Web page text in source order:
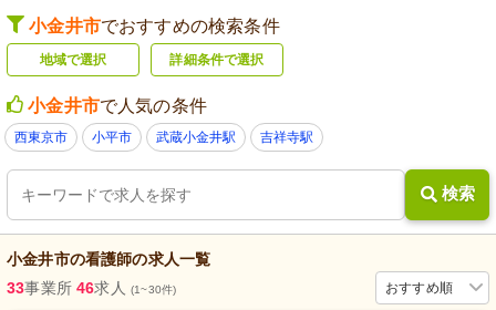
小金井市でおすすめの検索条件
地域で選択 詳細条件で選択
小金井市で人気の条件
西東京市 小平市 武蔵小金井駅 吉祥寺駅
検索
小金井市の看護師の求人一覧
おすすめ順
33事業所 46求人 (1~30件)